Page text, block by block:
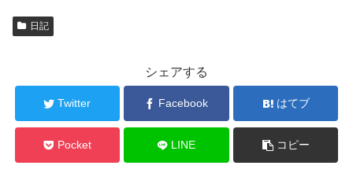
日記
シェアする
Twitter Facebook はてブ
Pocket LINE コピー